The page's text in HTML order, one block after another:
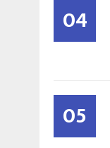
04
05